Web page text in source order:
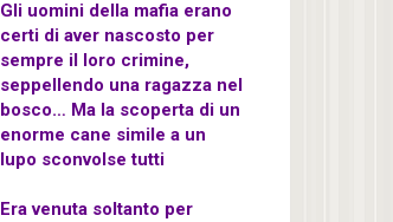
Gli uomini della mafia erano
certi di aver nascosto per
sempre il loro crimine,
seppellendo una ragazza nel
bosco… Ma la scoperta di un
enorme cane simile a un
lupo sconvolse tutti
Era venuta soltanto per